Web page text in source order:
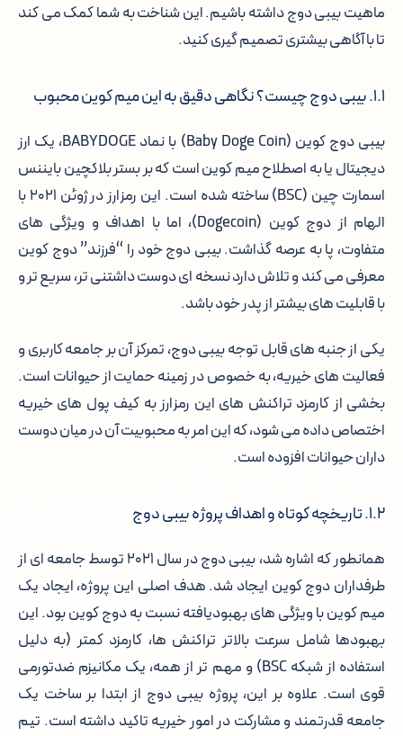
ماهیت بیبی دوج داشته باشیم. این شناخت به شما کمک می کند
تا با آگاهی بیشتری تصمیم گیری کنید.
۱.۱. بیبی دوج چیست؟ نگاهی دقیق به این میم کوین محبوب
بیبی دوج کوین (Baby Doge Coin) با نماد BABYDOGE، یک ارز
دیجیتال یا به اصطلاح میم کوین است که بر بستر بلاکچین بایننس
اسمارت چین (BSC) ساخته شده است. این رمزارز در ژوئن ۲۰۲۱ با
الهام از دوج کوین (Dogecoin)، اما با اهداف و ویژگی های
متفاوت، پا به عرصه گذاشت. بیبی دوج خود را “فرزند” دوج کوین
معرفی می کند و تلاش دارد نسخه ای دوست داشتنی تر، سریع تر و
با قابلیت های بیشتر از پدر خود باشد.
یکی از جنبه های قابل توجه بیبی دوج، تمرکز آن بر جامعه کاربری و
فعالیت های خیریه، به خصوص در زمینه حمایت از حیوانات است.
بخشی از کارمزد تراکنش های این رمزارز به کیف پول های خیریه
اختصاص داده می شود، که این امر به محبوبیت آن در میان دوست
داران حیوانات افزوده است.
۱.۲. تاریخچه کوتاه و اهداف پروژه بیبی دوج
همانطور که اشاره شد، بیبی دوج در سال ۲۰۲۱ توسط جامعه ای از
طرفداران دوج کوین ایجاد شد. هدف اصلی این پروژه، ایجاد یک
میم کوین با ویژگی های بهبودیافته نسبت به دوج کوین بود. این
بهبودها شامل سرعت بالاتر تراکنش ها، کارمزد کمتر (به دلیل
استفاده از شبکه BSC) و مهم تر از همه، یک مکانیزم ضدتورمی
قوی است. علاوه بر این، پروژه بیبی دوج از ابتدا بر ساخت یک
جامعه قدرتمند و مشارکت در امور خیریه تاکید داشته است. تیم